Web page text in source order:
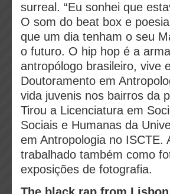
surreal. “Eu sonhei que
O som do beat box e
que um dia tenham o seu
o futuro. O hip hop é a
antropólogo brasileiro, vive
Doutoramento em
vida juvenis nos bairros da
Tirou a Licenciatura em
Sociais e Humanas da
em Antropologia no ISCTE.
trabalhado também como
exposições de fotografia.